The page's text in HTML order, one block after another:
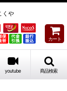
くや
カート
youtube 商品検索